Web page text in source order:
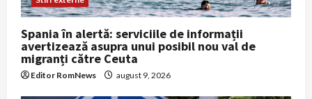
Spania în alertă: serviciile de informații
avertizează asupra unui posibil nou val de
migranți către Ceuta
Editor RomNews august 9, 2026